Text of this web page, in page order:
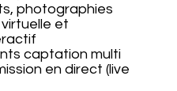
photographies
et
captation multi
en direct (live